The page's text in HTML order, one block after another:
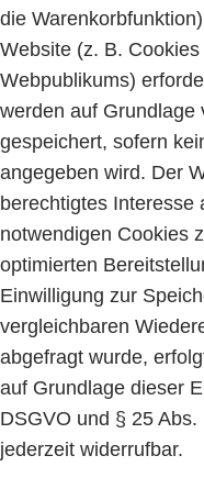
die
Website (z. B.
Webpublikums)
werden auf Grundlage
gespeichert, sofern
angegeben wird. Der
berechtigtes Interesse
notwendigen Cookies
optimierten
Einwilligung zur
vergleichbaren
abgefragt wurde,
auf Grundlage dieser
DSGVO und § 25
jederzeit widerrufbar.